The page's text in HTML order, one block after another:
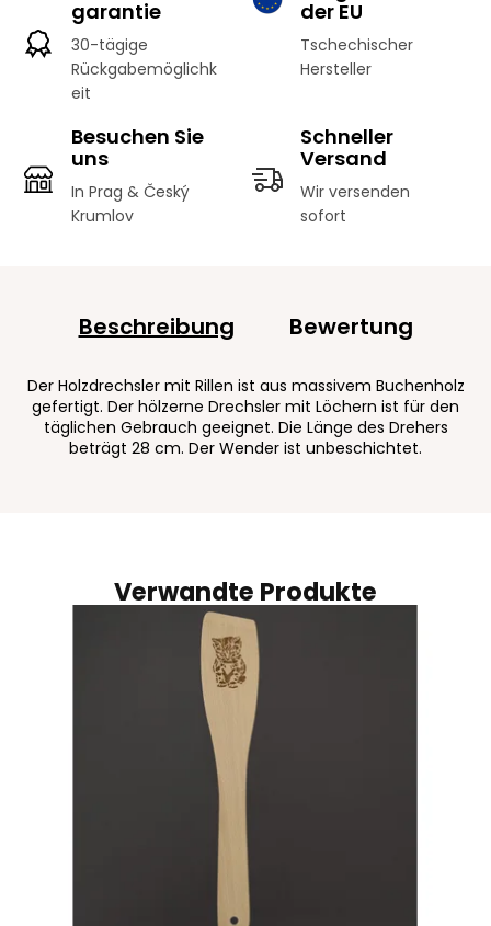
garantie
30-tägige
Rückgabemöglichk
eit
der EU
Tschechischer
Hersteller
Besuchen Sie
uns
In Prag & Český
Krumlov
Schneller
Versand
Wir versenden
sofort
Verwandte Produkte
Beschreibung Bewertung
Der Holzdrechsler mit Rillen ist aus massivem Buchenholz
gefertigt. Der hölzerne Drechsler mit Löchern ist für den
täglichen Gebrauch geeignet. Die Länge des Drehers
beträgt 28 cm. Der Wender ist unbeschichtet.